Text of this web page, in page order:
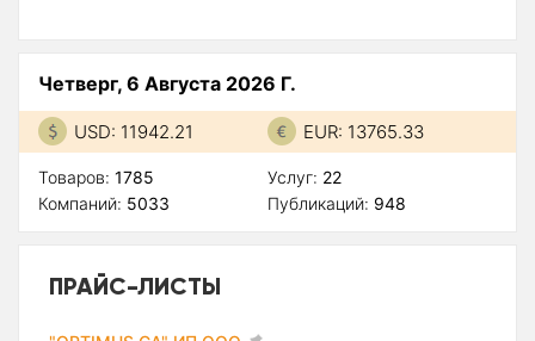
Четверг, 6 Августа 2026 Г.
USD: 11942.21 EUR: 13765.33
Товаров: 1785
Компаний: 5033
Услуг: 22
Публикаций: 948
ПРАЙС-ЛИСТЫ